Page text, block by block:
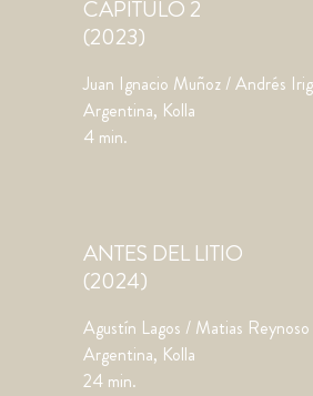
CAPÍTULO 2
(2023)
Juan Ignacio Muñoz / Andrés
Argentina, Kolla
4 min.
ANTES DEL LITIO
(2024)
Agustín Lagos / Matias Reynoso
Argentina, Kolla
24 min.